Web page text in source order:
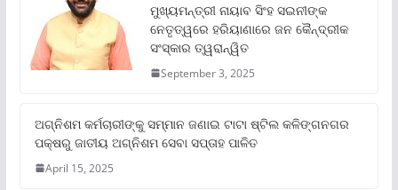
ମୁଖ୍ୟମନ୍ତ୍ରୀ ନାୟାବ ସିଂହ ସଇନୀଙ୍କ
ନେତୃତ୍ୱରେ ହରିୟାଣାରେ ଜନ କୈନ୍ଦ୍ରୀକ
ସଂସ୍କାର ତ୍ୱରାନ୍ୱିତ
September 3, 2025
ଅଗ୍ନିଶମ କର୍ମଚାରୀଙ୍କୁ ସମ୍ମାନ ଜଣାଇ ଟାଟା ଷ୍ଟିଲ କଳିଙ୍ଗନଗର
ପକ୍ଷରୁ ଜାତୀୟ ଅଗ୍ନିଶମ ସେବା ସପ୍ତାହ ପାଳିତ
April 15, 2025